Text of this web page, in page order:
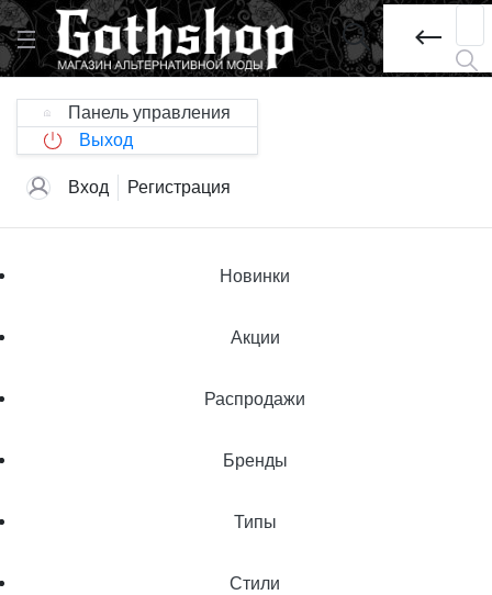
Панель управления
Выход
Вход Регистрация
Новинки
Акции
Распродажи
Бренды
Типы
Стили